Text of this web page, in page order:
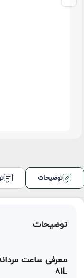
توضیحات
توضیحات
81L